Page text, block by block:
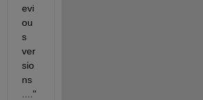
evi
ou
s
ver
sio
ns
...."